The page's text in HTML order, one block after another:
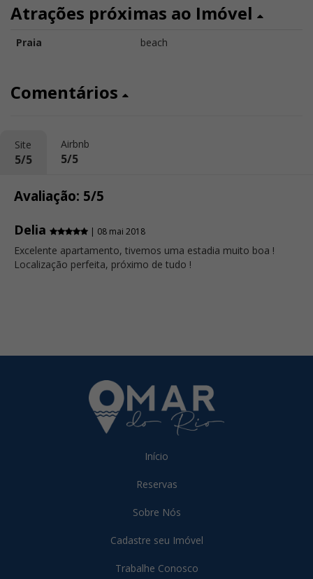
Atrações próximas ao Imóvel
Praia beach
Comentários
Site
5/5
Airbnb
5/5
Avaliação: 5/5
Delia | 08 mai 2018
Excelente apartamento, tivemos uma estadia muito boa !
Localização perfeita, próximo de tudo !
Início
Reservas
Sobre Nós
Cadastre seu Imóvel
Trabalhe Conosco